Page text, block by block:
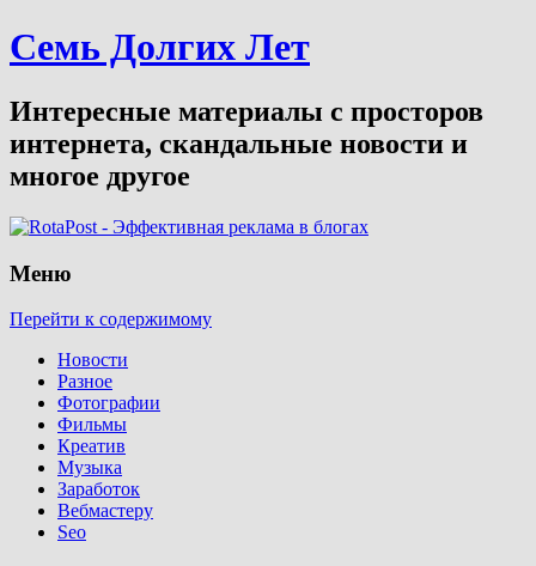
Семь Долгих Лет
Интересные материалы с просторов
интернета, скандальные новости и
многое другое
Меню
Перейти к содержимому
Новости
Разное
Фотографии
Фильмы
Креатив
Музыка
Заработок
Вебмастеру
Seo